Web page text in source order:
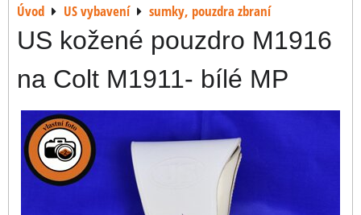
Úvod US vybavení sumky, pouzdra zbraní
US kožené pouzdro M1916
na Colt M1911- bílé MP